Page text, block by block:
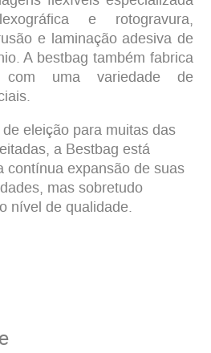
e rotogravura,
e laminação adesiva de
A bestbag também fabrica
uma variedade de
eleição para muitas das
a Bestbag está
contínua expansão de suas
mas sobretudo
nível de qualidade.